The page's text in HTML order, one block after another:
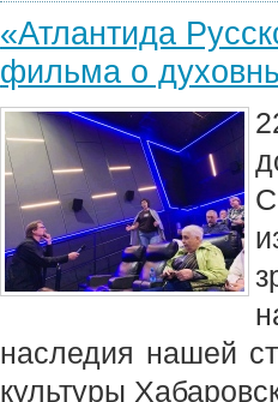
«Атлантида
фильма о
наследия нашей
культуры